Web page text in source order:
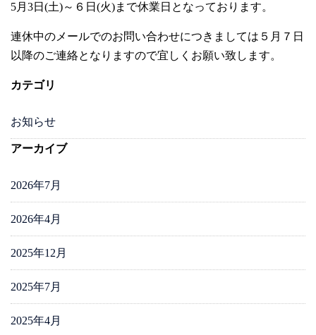
カテゴリ
お知らせ
アーカイブ
2026年7月
2026年4月
2025年12月
2025年7月
2025年4月
5月3日(土)～６日(火)まで休業日となっております。
連休中のメールでのお問い合わせにつきましては５月７日
以降のご連絡となりますので宜しくお願い致します。